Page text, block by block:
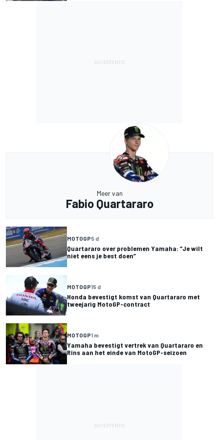
Meer van
Fabio Quartararo
MOTOGP5 d
Quartararo over problemen Yamaha: “Je wilt
niet eens je best doen”
MOTOGP15 d
Honda bevestigt komst van Quartararo met
tweejarig MotoGP-contract
MOTOGP1 m
Yamaha bevestigt vertrek van Quartararo en
Rins aan het einde van MotoGP-seizoen